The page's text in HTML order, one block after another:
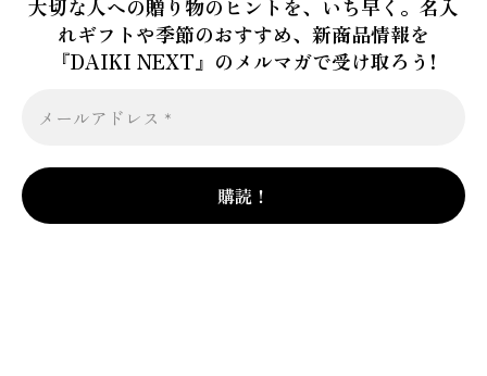
大切な人への贈り物のヒントを、いち早く。名入
れギフトや季節のおすすめ、新商品情報を
『DAIKI NEXT』のメルマガで受け取ろう!